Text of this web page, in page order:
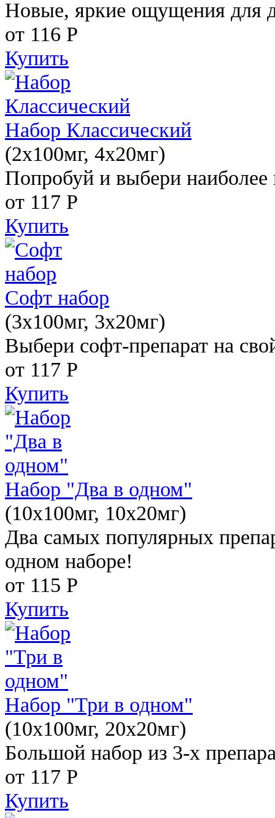
Новые, яркие ощущения для
от 116 Р
Купить
Набор Классический
(2x100мг, 4x20мг)
Попробуй и выбери наиболее
от 117 Р
Купить
Софт набор
(3x100мг, 3x20мг)
Выбери софт-препарат на
от 117 Р
Купить
Набор "Два в одном"
(10x100мг, 10x20мг)
Два самых популярных
одном наборе!
от 115 Р
Купить
Набор "Три в одном"
(10x100мг, 20x20мг)
Большой набор из 3-х
от 117 Р
Купить